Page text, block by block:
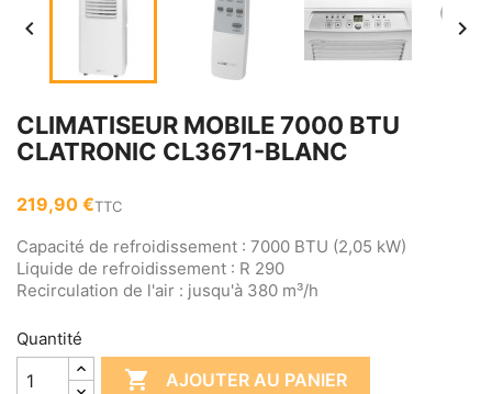
 
CLIMATISEUR MOBILE 7000 BTU
CLATRONIC CL3671-BLANC
219,90 €TTC
Capacité de refroidissement : 7000 BTU (2,05 kW)
Liquide de refroidissement : R 290
Recirculation de l'air : jusqu'à 380 m³/h
Quantité
 AJOUTER AU PANIER